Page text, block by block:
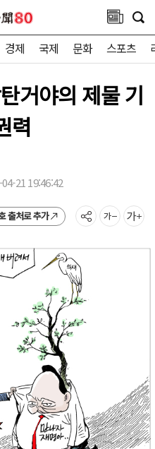
경제 국제 문화 스포츠
거야의 제물 기
력
21 19:46:42
출처로 추가